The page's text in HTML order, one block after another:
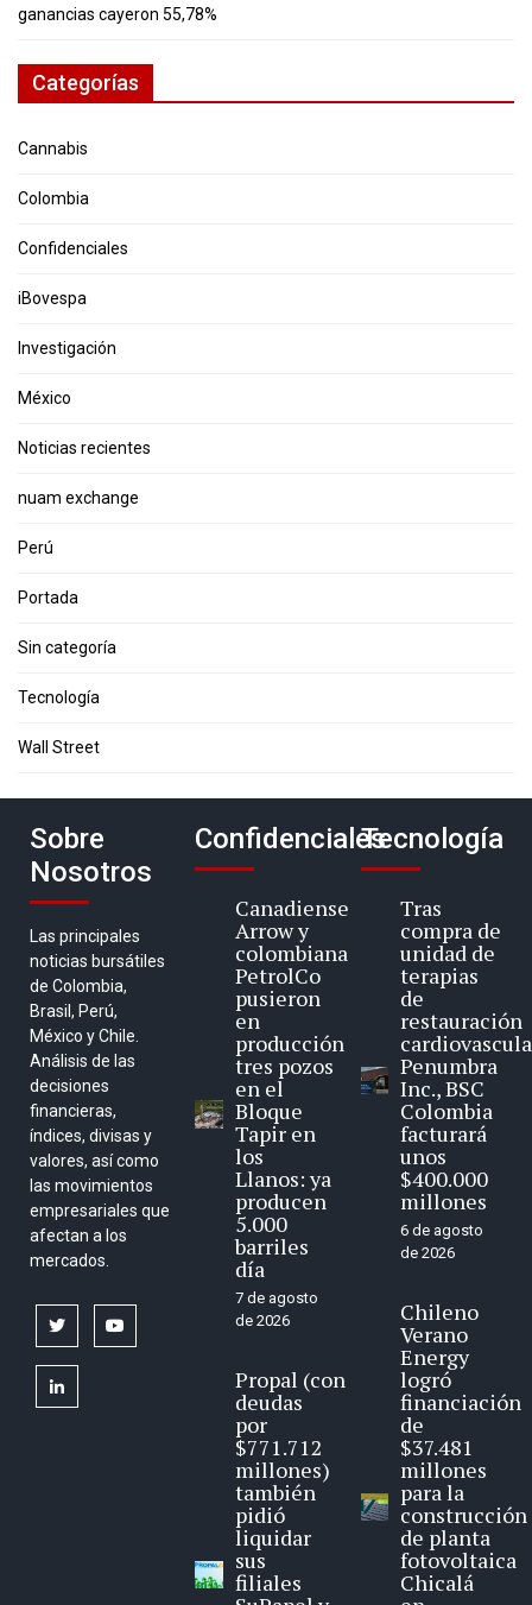
ganancias cayeron 55,78%
Categorías
Cannabis
Colombia
Confidenciales
iBovespa
Investigación
México
Noticias recientes
nuam exchange
Perú
Portada
Sin categoría
Tecnología
Wall Street
Sobre
Nosotros
Las principales
noticias bursátiles
de Colombia,
Brasil, Perú,
México y Chile.
Análisis de las
decisiones
financieras,
índices, divisas y
valores, así como
las movimientos
empresariales que
afectan a los
mercados.
twitter
linkedin
Confidenciales
Canadiense
Arrow y
colombiana
PetrolCo
pusieron
en
producción
tres pozos
en el
Bloque
Tapir en
los
Llanos: ya
producen
5.000
barriles
día
7 de agosto
de 2026
Propal (con
deudas
por
$771.712
millones)
también
pidió
liquidar
sus
filiales
Tecnología
Tras
compra de
unidad de
terapias
de
restauración
Penumbra
Inc., BSC
Colombia
facturará
unos
$400.000
millones
6 de agosto
de 2026
Chileno
Verano
Energy
logró
financiación
de
$37.481
millones
para la
construcción
de planta
fotovoltaica
Chicalá